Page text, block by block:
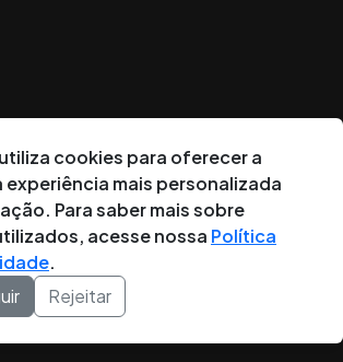
Comercial Eletrônica Ltda ® - Todos os
cookies para oferecer a
experiência mais personalizada
Para saber mais sobre
acesse nossa Política
.
Rejeitar